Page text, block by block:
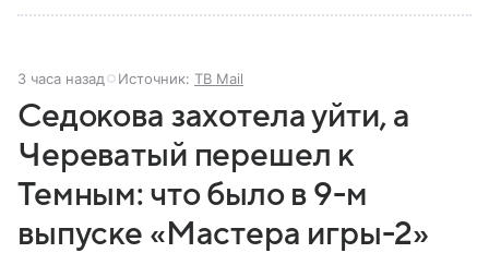
3 часа назад Источник: ТВ Mail
Седокова захотела уйти, а
Череватый перешел к
Темным: что было в 9-м
выпуске «Мастера игры-2»